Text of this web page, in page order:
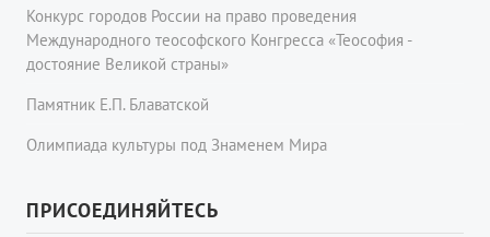
Конкурс городов России на право проведения
Международного теософского Конгресса «Теософия -
достояние Великой страны»
Памятник Е.П. Блаватской
Олимпиада культуры под Знаменем Мира
ПРИСОЕДИНЯЙТЕСЬ